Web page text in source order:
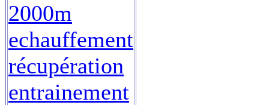
2000m
echauffement
récupération
entrainement